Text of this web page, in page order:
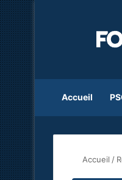
Accueil
Accueil /